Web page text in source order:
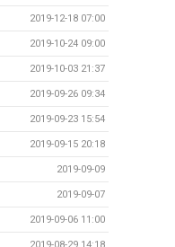
2019-12-18 07:00
2019-10-24 09:00
2019-10-03 21:37
2019-09-26 09:34
2019-09-23 15:54
2019-09-15 20:18
2019-09-09
2019-09-07
2019-09-06 11:00